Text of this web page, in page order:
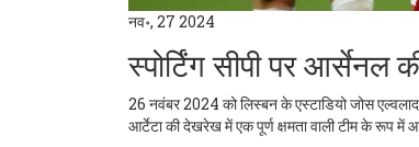
नव॰, 27 2024
स्पोर्टिंग सीपी पर आर्सेनल
26 नवंबर 2024 को लिस्बन के एस्टाडियो जोस
आर्टेटा की देखरेख में एक पूर्ण क्षमता वाली टीम के रूप